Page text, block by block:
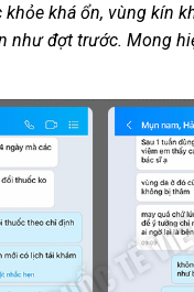
khỏe khá ổn, vùng kín
như đợt trước. Mong